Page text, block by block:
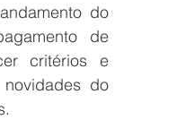
do
de
critérios e
do